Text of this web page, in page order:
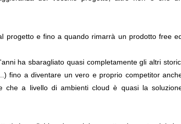
progetto e fino a quando rimarrà un prodotto free
ha sbaragliato quasi completamente gli altri
fino a diventare un vero e proprio competitor
che a livello di ambienti cloud è quasi la